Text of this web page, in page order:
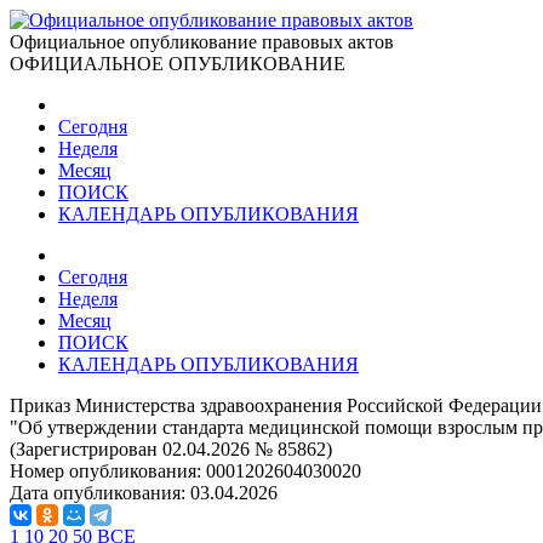
Официальное опубликование правовых актов
ОФИЦИАЛЬНОЕ ОПУБЛИКОВАНИЕ
Сегодня
Неделя
Месяц
ПОИСК
КАЛЕНДАРЬ ОПУБЛИКОВАНИЯ
Сегодня
Неделя
Месяц
ПОИСК
КАЛЕНДАРЬ ОПУБЛИКОВАНИЯ
Приказ Министерства здравоохранения Российской
"Об утверждении стандарта медицинской помощи взрослым
(Зарегистрирован 02.04.2026 № 85862)
Номер опубликования: 0001202604030020
Дата опубликования: 03.04.2026
1 10 20 50 ВСЕ